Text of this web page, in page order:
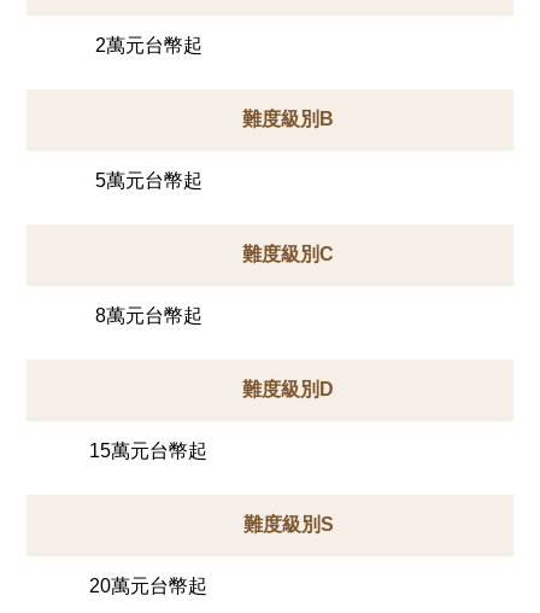
2萬元台幣起
難度級別B
5萬元台幣起
難度級別C
8萬元台幣起
難度級別D
15萬元台幣起
難度級別S
20萬元台幣起